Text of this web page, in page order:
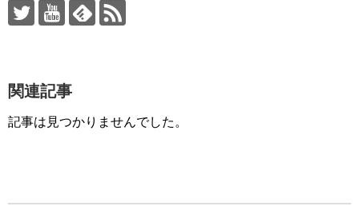
関連記事
記事は見つかりませんでした。